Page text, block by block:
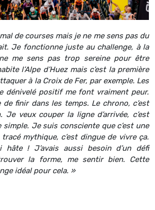
de courses mais je ne me sens pas du
Je fonctionne juste au challenge, à la
me sens pas trop sereine pour être
l’Alpe d’Huez mais c’est la première
à la Croix de Fer, par exemple. Les
dénivelé positif me font vraiment peur.
de finir dans les temps. Le chrono, c’est
Je veux couper la ligne d’arrivée, c’est
Je suis consciente que c’est une
mythique, c’est dingue de vivre ça.
hâte ! J’avais aussi besoin d’un défi
la forme, me sentir bien. Cette
idéal pour cela. »